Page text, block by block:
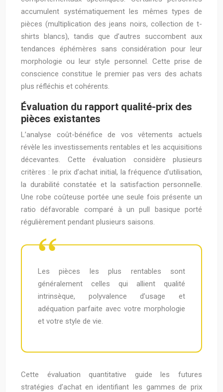
accumulent systématiquement les mêmes types de
pièces (multiplication des jeans noirs, collection de t-
shirts blancs), tandis que d’autres succombent aux
tendances éphémères sans considération pour leur
morphologie ou leur style personnel. Cette prise de
conscience constitue le premier pas vers des achats
plus réfléchis et cohérents.
Évaluation du rapport qualité-prix des
pièces existantes
L’analyse coût-bénéfice de vos vêtements actuels
révèle les investissements rentables et les acquisitions
décevantes. Cette évaluation considère plusieurs
critères : le prix d’achat initial, la fréquence d’utilisation,
la durabilité constatée et la satisfaction personnelle.
Une robe coûteuse portée une seule fois présente un
ratio défavorable comparé à un pull basique porté
régulièrement pendant plusieurs saisons.
Les pièces les plus rentables sont
généralement celles qui allient qualité
intrinsèque, polyvalence d’usage et
adéquation parfaite avec votre morphologie
et votre style de vie.
Cette évaluation quantitative guide les futures
stratégies d’achat en identifiant les gammes de prix